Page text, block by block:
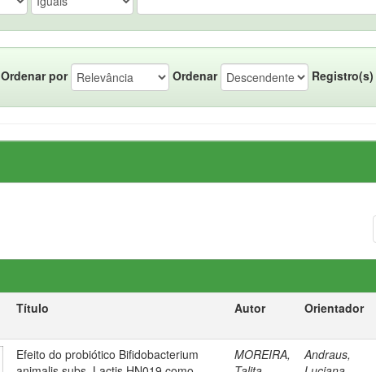
Ordenar por Ordenar Registro(s)
Título Autor Orientador
Efeito do probiótico Bifidobacterium
MOREIRA,
Andraus,